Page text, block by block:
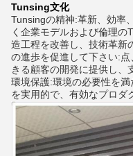
Tunsing文化
Tunsingの精神:革新、効率
く企業モデルおよび倫理の
造工程を改善し、技術革新
の進歩を促進して下さい:
きる顧客の開発に提供し、
環境保護:環境の必要性を
を実用的で、有効なプロダ